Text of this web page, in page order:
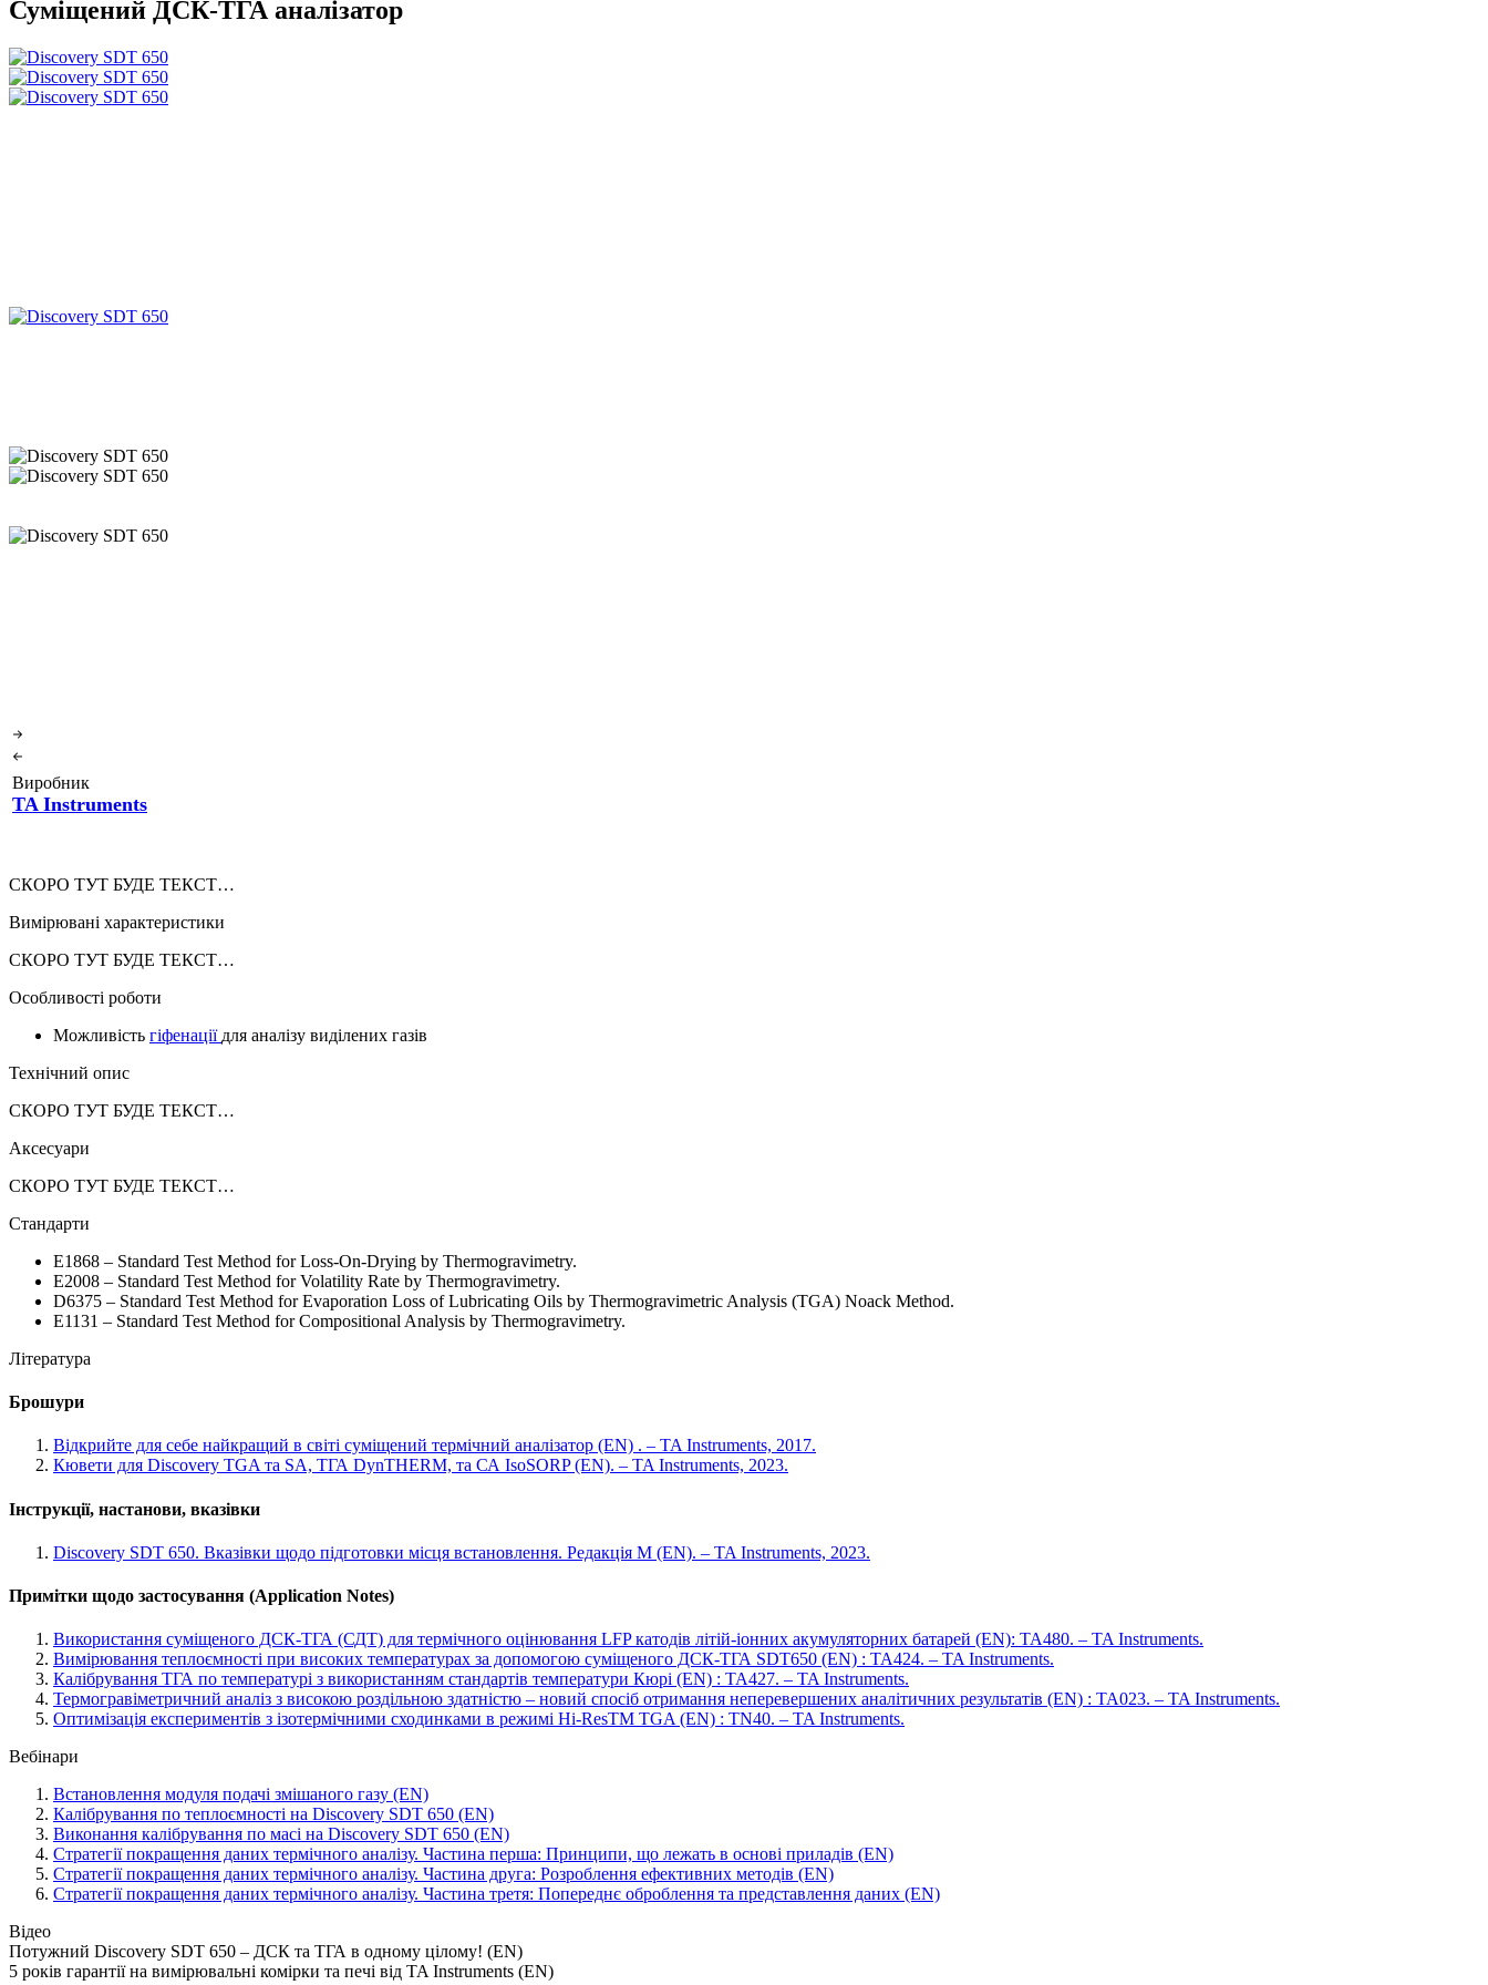
Суміщений ДСК-ТГА аналізатор
Виробник
TA Instruments
СКОРО ТУТ БУДЕ ТЕКСТ…
Вимірювані характеристики
СКОРО ТУТ БУДЕ ТЕКСТ…
Особливості роботи
Можливість гіфенації для аналізу виділених газів
Технічний опис
СКОРО ТУТ БУДЕ ТЕКСТ…
Аксесуари
СКОРО ТУТ БУДЕ ТЕКСТ…
Стандарти
E1868 – Standard Test Method for Loss-On-Drying by Thermogravimetry.
E2008 – Standard Test Method for Volatility Rate by Thermogravimetry.
D6375 – Standard Test Method for Evaporation Loss of Lubricating Oils by Thermogravimetric Analysis (TGA) Noack Method.
E1131 – Standard Test Method for Compositional Analysis by Thermogravimetry.
Література
Брошури
Відкрийте для себе найкращий в світі суміщений термічний аналізатор (EN) . – TA Instruments, 2017.
Кювети для Discovery TGA та SA, ТГА DynTHERM, та СА IsoSORP (EN). – TA Instruments, 2023.
Інструкції, настанови, вказівки
Discovery SDT 650. Вказівки щодо підготовки місця встановлення. Редакція M (EN). – TA Instruments, 2023.
Примітки щодо застосування (Application Notes)
Використання суміщеного ДСК-ТГА (СДТ) для термічного оцінювання LFP катодів літій-іонних акумуляторних батарей (EN): TA480. – TA Instruments.
Вимірювання теплоємності при високих температурах за допомогою суміщеного ДСК-ТГА SDT650 (EN) : TA424. – TA Instruments.
Калібрування ТГА по температурі з використанням стандартів температури Кюрі (EN) : TA427. – TA Instruments.
Термогравіметричний аналіз з високою роздільною здатністю – новий спосіб отримання неперевершених аналітичних результатів (EN) : TA023. – TA Instruments.
Оптимізація експериментів з ізотермічними сходинками в режимі Hi-ResTM TGA (EN) : TN40. – TA Instruments.
Вебінари
Встановлення модуля подачі змішаного газу (EN)
Калібрування по теплоємності на Discovery SDT 650 (EN)
Виконання калібрування по масі на Discovery SDT 650 (EN)
Стратегії покращення даних термічного аналізу. Частина перша: Принципи, що лежать в основі приладів (EN)
Стратегії покращення даних термічного аналізу. Частина друга: Розроблення ефективних методів (EN)
Стратегії покращення даних термічного аналізу. Частина третя: Попереднє оброблення та представлення даних (EN)
Відео
Потужний Discovery SDT 650 – ДСК та ТГА в одному цілому! (EN)
5 років гарантії на вимірювальні комірки та печі від TA Instruments (EN)